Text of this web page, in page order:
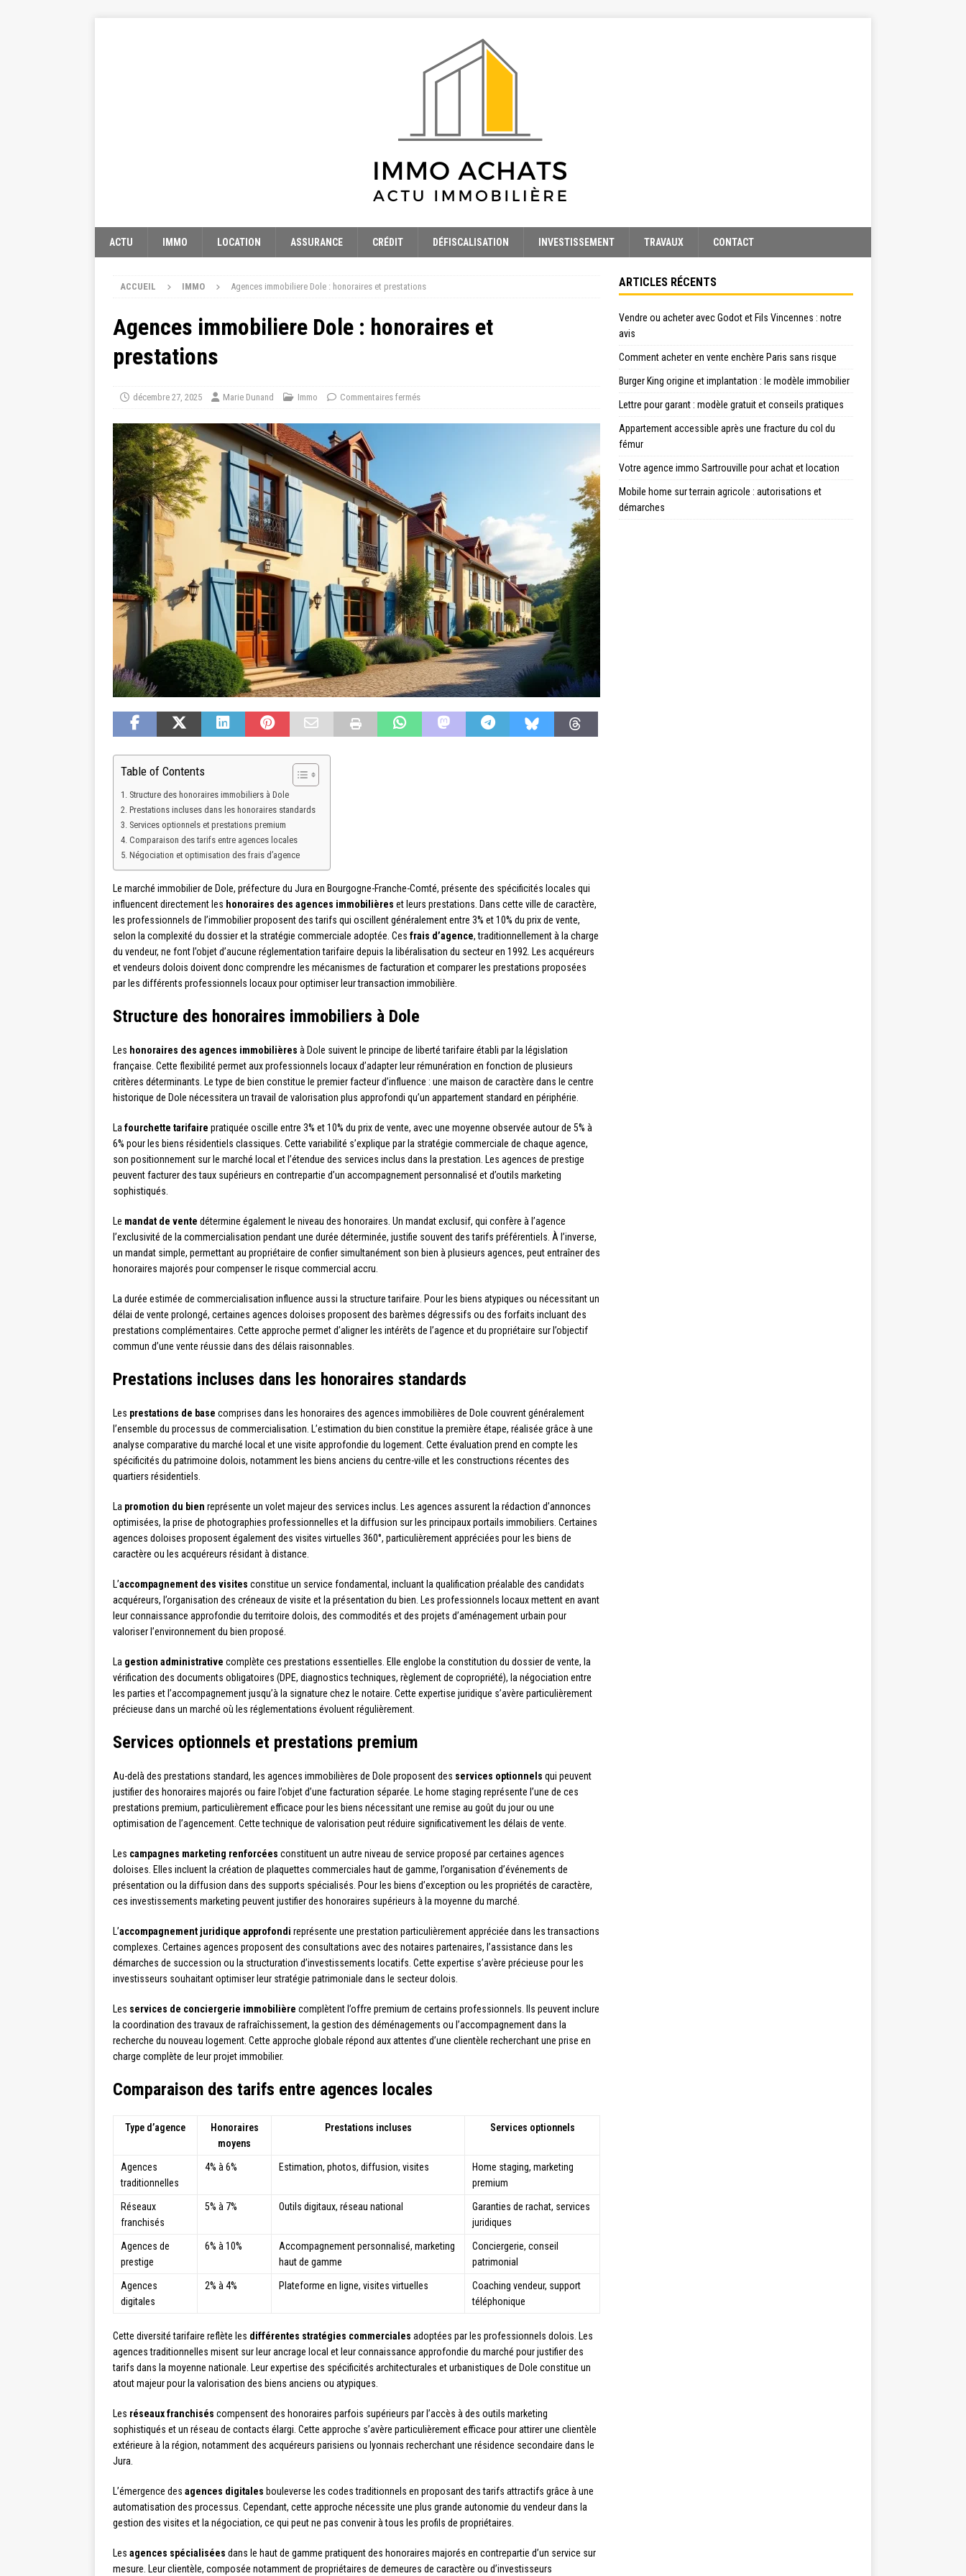
ACTU IMMO LOCATION ASSURANCE CRÉDIT DÉFISCALISATION INVESTISSEMENT TRAVAUX CONTACT
ACCUEIL IMMO Agences immobiliere Dole : honoraires et prestations
Agences immobiliere Dole : honoraires et
prestations
décembre 27, 2025 Marie Dunand Immo Commentaires fermés
Table of Contents
Structure des honoraires immobiliers à Dole
Prestations incluses dans les honoraires standards
Services optionnels et prestations premium
Comparaison des tarifs entre agences locales
Négociation et optimisation des frais d’agence
Le marché immobilier de Dole, préfecture du Jura en Bourgogne-Franche-Comté, présente des spécificités locales qui
influencent directement les honoraires des agences immobilières et leurs prestations. Dans cette ville de caractère,
les professionnels de l’immobilier proposent des tarifs qui oscillent généralement entre 3% et 10% du prix de vente,
selon la complexité du dossier et la stratégie commerciale adoptée. Ces frais d’agence, traditionnellement à la charge
du vendeur, ne font l’objet d’aucune réglementation tarifaire depuis la libéralisation du secteur en 1992. Les acquéreurs
et vendeurs dolois doivent donc comprendre les mécanismes de facturation et comparer les prestations proposées
par les différents professionnels locaux pour optimiser leur transaction immobilière.
Structure des honoraires immobiliers à Dole
Les honoraires des agences immobilières à Dole suivent le principe de liberté tarifaire établi par la législation
française. Cette flexibilité permet aux professionnels locaux d’adapter leur rémunération en fonction de plusieurs
critères déterminants. Le type de bien constitue le premier facteur d’influence : une maison de caractère dans le centre
historique de Dole nécessitera un travail de valorisation plus approfondi qu’un appartement standard en périphérie.
La fourchette tarifaire pratiquée oscille entre 3% et 10% du prix de vente, avec une moyenne observée autour de 5% à
6% pour les biens résidentiels classiques. Cette variabilité s’explique par la stratégie commerciale de chaque agence,
son positionnement sur le marché local et l’étendue des services inclus dans la prestation. Les agences de prestige
peuvent facturer des taux supérieurs en contrepartie d’un accompagnement personnalisé et d’outils marketing
sophistiqués.
Le mandat de vente détermine également le niveau des honoraires. Un mandat exclusif, qui confère à l’agence
l’exclusivité de la commercialisation pendant une durée déterminée, justifie souvent des tarifs préférentiels. À l’inverse,
un mandat simple, permettant au propriétaire de confier simultanément son bien à plusieurs agences, peut entraîner des
honoraires majorés pour compenser le risque commercial accru.
La durée estimée de commercialisation influence aussi la structure tarifaire. Pour les biens atypiques ou nécessitant un
délai de vente prolongé, certaines agences doloises proposent des barèmes dégressifs ou des forfaits incluant des
prestations complémentaires. Cette approche permet d’aligner les intérêts de l’agence et du propriétaire sur l’objectif
commun d’une vente réussie dans des délais raisonnables.
Prestations incluses dans les honoraires standards
Les prestations de base comprises dans les honoraires des agences immobilières de Dole couvrent généralement
l’ensemble du processus de commercialisation. L’estimation du bien constitue la première étape, réalisée grâce à une
analyse comparative du marché local et une visite approfondie du logement. Cette évaluation prend en compte les
spécificités du patrimoine dolois, notamment les biens anciens du centre-ville et les constructions récentes des
quartiers résidentiels.
La promotion du bien représente un volet majeur des services inclus. Les agences assurent la rédaction d’annonces
optimisées, la prise de photographies professionnelles et la diffusion sur les principaux portails immobiliers. Certaines
agences doloises proposent également des visites virtuelles 360°, particulièrement appréciées pour les biens de
caractère ou les acquéreurs résidant à distance.
L’accompagnement des visites constitue un service fondamental, incluant la qualification préalable des candidats
acquéreurs, l’organisation des créneaux de visite et la présentation du bien. Les professionnels locaux mettent en avant
leur connaissance approfondie du territoire dolois, des commodités et des projets d’aménagement urbain pour
valoriser l’environnement du bien proposé.
La gestion administrative complète ces prestations essentielles. Elle englobe la constitution du dossier de vente, la
vérification des documents obligatoires (DPE, diagnostics techniques, règlement de copropriété), la négociation entre
les parties et l’accompagnement jusqu’à la signature chez le notaire. Cette expertise juridique s’avère particulièrement
précieuse dans un marché où les réglementations évoluent régulièrement.
Services optionnels et prestations premium
Au-delà des prestations standard, les agences immobilières de Dole proposent des services optionnels qui peuvent
justifier des honoraires majorés ou faire l’objet d’une facturation séparée. Le home staging représente l’une de ces
prestations premium, particulièrement efficace pour les biens nécessitant une remise au goût du jour ou une
optimisation de l’agencement. Cette technique de valorisation peut réduire significativement les délais de vente.
Les campagnes marketing renforcées constituent un autre niveau de service proposé par certaines agences
doloises. Elles incluent la création de plaquettes commerciales haut de gamme, l’organisation d’événements de
présentation ou la diffusion dans des supports spécialisés. Pour les biens d’exception ou les propriétés de caractère,
ces investissements marketing peuvent justifier des honoraires supérieurs à la moyenne du marché.
L’accompagnement juridique approfondi représente une prestation particulièrement appréciée dans les transactions
complexes. Certaines agences proposent des consultations avec des notaires partenaires, l’assistance dans les
démarches de succession ou la structuration d’investissements locatifs. Cette expertise s’avère précieuse pour les
investisseurs souhaitant optimiser leur stratégie patrimoniale dans le secteur dolois.
Les services de conciergerie immobilière complètent l’offre premium de certains professionnels. Ils peuvent inclure
la coordination des travaux de rafraîchissement, la gestion des déménagements ou l’accompagnement dans la
recherche du nouveau logement. Cette approche globale répond aux attentes d’une clientèle recherchant une prise en
charge complète de leur projet immobilier.
Comparaison des tarifs entre agences locales
Type d’agence
Honoraires
moyens
Prestations incluses Services optionnels
Agences
traditionnelles
4% à 6% Estimation, photos, diffusion, visites
Home staging, marketing
premium
Réseaux
franchisés
5% à 7% Outils digitaux, réseau national
Garanties de rachat, services
juridiques
Agences de
prestige
6% à 10%
Accompagnement personnalisé, marketing
haut de gamme
Conciergerie, conseil
patrimonial
Agences
digitales
2% à 4% Plateforme en ligne, visites virtuelles
Coaching vendeur, support
téléphonique
Cette diversité tarifaire reflète les différentes stratégies commerciales adoptées par les professionnels dolois. Les
agences traditionnelles misent sur leur ancrage local et leur connaissance approfondie du marché pour justifier des
tarifs dans la moyenne nationale. Leur expertise des spécificités architecturales et urbanistiques de Dole constitue un
atout majeur pour la valorisation des biens anciens ou atypiques.
Les réseaux franchisés compensent des honoraires parfois supérieurs par l’accès à des outils marketing
sophistiqués et un réseau de contacts élargi. Cette approche s’avère particulièrement efficace pour attirer une clientèle
extérieure à la région, notamment des acquéreurs parisiens ou lyonnais recherchant une résidence secondaire dans le
Jura.
L’émergence des agences digitales bouleverse les codes traditionnels en proposant des tarifs attractifs grâce à une
automatisation des processus. Cependant, cette approche nécessite une plus grande autonomie du vendeur dans la
gestion des visites et la négociation, ce qui peut ne pas convenir à tous les profils de propriétaires.
Les agences spécialisées dans le haut de gamme pratiquent des honoraires majorés en contrepartie d’un service sur
mesure. Leur clientèle, composée notamment de propriétaires de demeures de caractère ou d’investisseurs
ARTICLES RÉCENTS
Vendre ou acheter avec Godot et Fils Vincennes : notre
avis
Comment acheter en vente enchère Paris sans risque
Burger King origine et implantation : le modèle immobilier
Lettre pour garant : modèle gratuit et conseils pratiques
Appartement accessible après une fracture du col du
fémur
Votre agence immo Sartrouville pour achat et location
Mobile home sur terrain agricole : autorisations et
démarches